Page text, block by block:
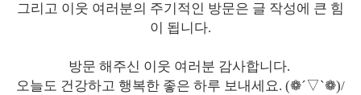
그리고 이웃 여러분의 주기적인 방문은 글 작성에 큰 힘
이 됩니다.
방문 해주신 이웃 여러분 감사합니다.
오늘도 건강하고 행복한 좋은 하루 보내세요. (❁´▽`❁)/